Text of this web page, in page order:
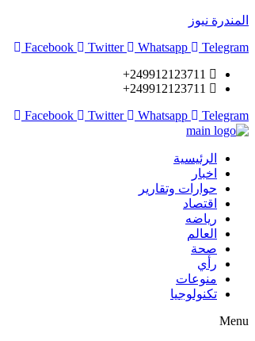
المندرة نيوز
Facebook
Twitter Whatsapp
Telegram
249912123711+
249912123711+
Facebook
Twitter Whatsapp Telegram
الرئيسية
اخبار
حوارات وتقارير
اقتصاد
رياضه
العالم
صحة
رأي
منوعات
تكنولوجيا
Menu